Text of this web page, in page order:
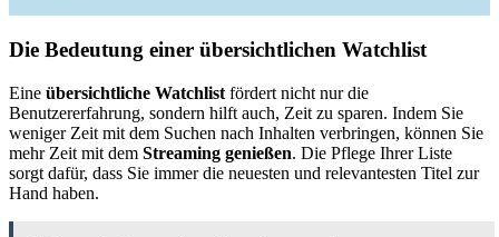
Die Bedeutung einer übersichtlichen Watchlist
Eine übersichtliche Watchlist fördert nicht nur die
Benutzererfahrung, sondern hilft auch, Zeit zu sparen. Indem Sie
weniger Zeit mit dem Suchen nach Inhalten verbringen, können Sie
mehr Zeit mit dem Streaming genießen. Die Pflege Ihrer Liste
sorgt dafür, dass Sie immer die neuesten und relevantesten Titel zur
Hand haben.